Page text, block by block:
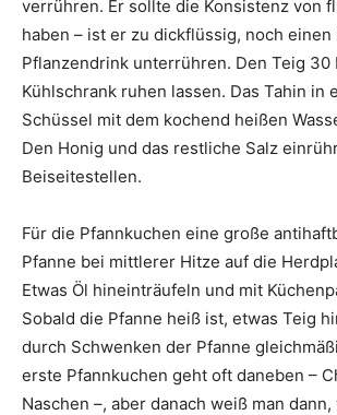
verrühren. Er sollte die Konsistenz von
haben – ist er zu dickflüssig, noch
Pflanzendrink unterrühren. Den Teig 30
Kühlschrank ruhen lassen. Das Tahin in
Schüssel mit dem kochend heißen
Den Honig und das restliche Salz
Beiseitestellen.
Für die Pfannkuchen eine große
Pfanne bei mittlerer Hitze auf die
Etwas Öl hineinträufeln und mit
Sobald die Pfanne heiß ist, etwas Teig
durch Schwenken der Pfanne
erste Pfannkuchen geht oft daneben –
Naschen –, aber danach weiß man